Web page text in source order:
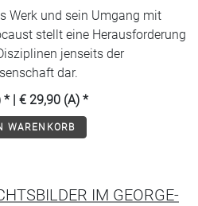
Werk und sein Umgang mit
stellt eine Herausforderung
jenseits der
dar.
* | € 29,90 (A) *
WARENKORB
IM GEORGE-